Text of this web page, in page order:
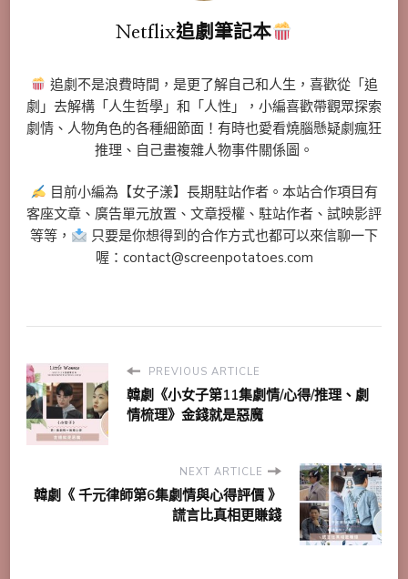
Netflix追劇筆記本
追劇不是浪費時間，是更了解自己和人生，喜歡從「追
劇」去解構「人生哲學」和「人性」，小編喜歡帶觀眾探索
劇情、人物角色的各種細節面！有時也愛看燒腦懸疑劇瘋狂
推理、自己畫複雜人物事件關係圖。
目前小編為【女子漾】長期駐站作者。本站合作項目有
客座文章、廣告單元放置、文章授權、駐站作者、試映影評
等等，
只要是你想得到的合作方式也都可以來信聊一下
喔：contact@screenpotatoes.com
PREVIOUS ARTICLE
韓劇《小女子第11集劇情/心得/推理、劇
情梳理》金錢就是惡魔
NEXT ARTICLE
韓劇《 千元律師第6集劇情與心得評價 》
謊言比真相更賺錢